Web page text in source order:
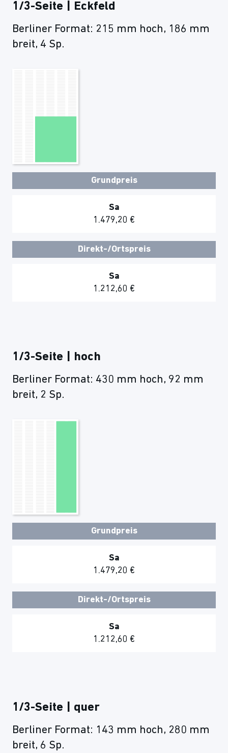
1/3-Seite | Eckfeld
Berliner Format: 215 mm hoch, 186 mm
breit, 4 Sp.
Grundpreis
Sa
1.479,20 €
Direkt-/Ortspreis
Sa
1.212,60 €
1/3-Seite | hoch
Berliner Format: 430 mm hoch, 92 mm
breit, 2 Sp.
Grundpreis
Sa
1.479,20 €
Direkt-/Ortspreis
Sa
1.212,60 €
1/3-Seite | quer
Berliner Format: 143 mm hoch, 280 mm
breit, 6 Sp.